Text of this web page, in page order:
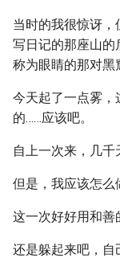
当时的我很惊讶
写日记的那座山的
称为眼睛的那对黑
今天起了一点雾，
的……应该吧。
自上一次来，几千
但是，我应该怎么
这一次好好用和善
还是躲起来吧，自